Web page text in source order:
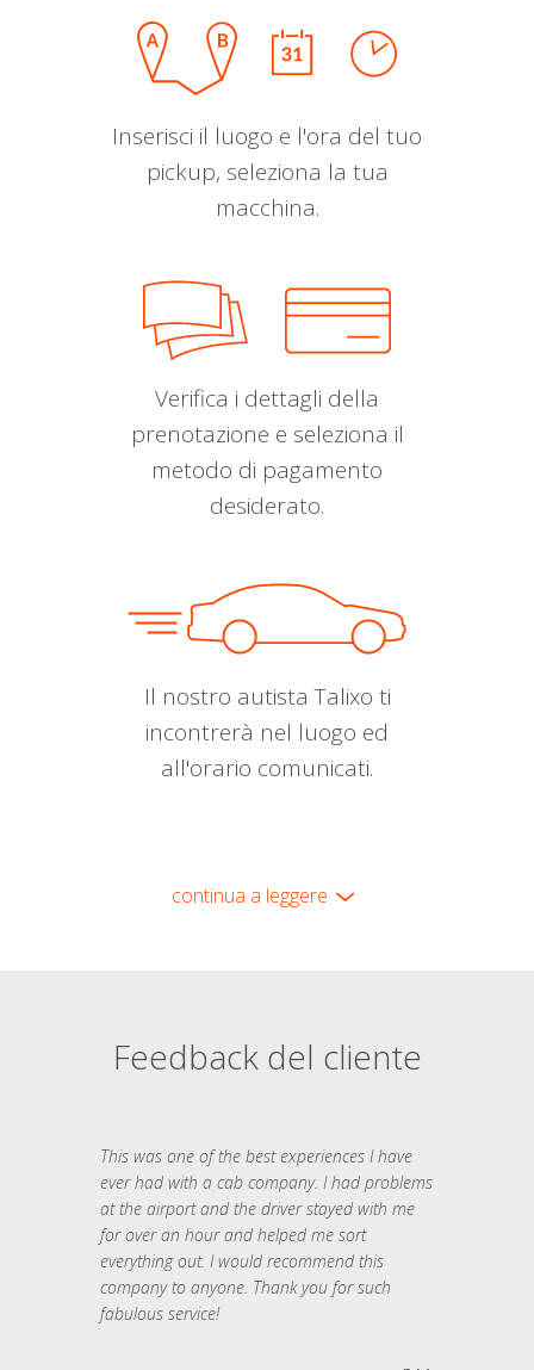
Inserisci il luogo e l'ora del tuo
pickup, seleziona la tua
macchina.
Verifica i dettagli della
prenotazione e seleziona il
metodo di pagamento
desiderato.
Il nostro autista Talixo ti
incontrerà nel luogo ed
all'orario comunicati.
continua a leggere
Feedback del cliente
This was one of the best experiences I have
ever had with a cab company. I had problems
at the airport and the driver stayed with me
for over an hour and helped me sort
everything out. I would recommend this
company to anyone. Thank you for such
fabulous service!